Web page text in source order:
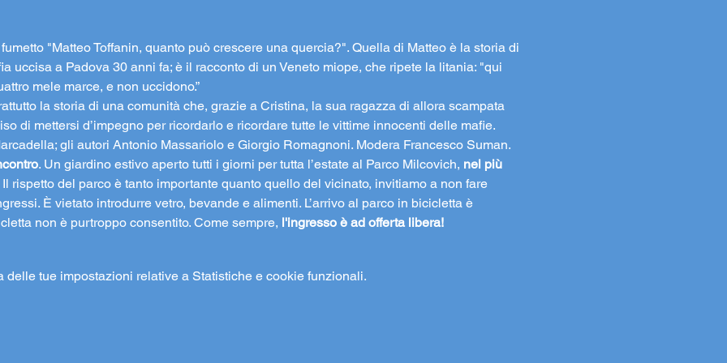
"Matteo Toffanin, quanto può crescere una quercia?". Quella di Matteo è la storia di
uccisa a Padova 30 anni fa; è il racconto di un Veneto miope, che ripete la litania: "qui
mele marce, e non uccidono.”
la storia di una comunità che, grazie a Cristina, la sua ragazza di allora scampata
di mettersi d’impegno per ricordarlo e ricordare tutte le vittime innocenti delle mafie.
gli autori Antonio Massariolo e Giorgio Romagnoni. Modera Francesco Suman.
. Un giardino estivo aperto tutti i giorni per tutta l’estate al Parco Milcovich, nel più
Il rispetto del parco è tanto importante quanto quello del vicinato, invitiamo a non fare
È vietato introdurre vetro, bevande e alimenti. L’arrivo al parco in bicicletta è
non è purtroppo consentito. Come sempre, l'ingresso è ad offerta libera!
delle tue impostazioni relative a Statistiche e cookie funzionali.